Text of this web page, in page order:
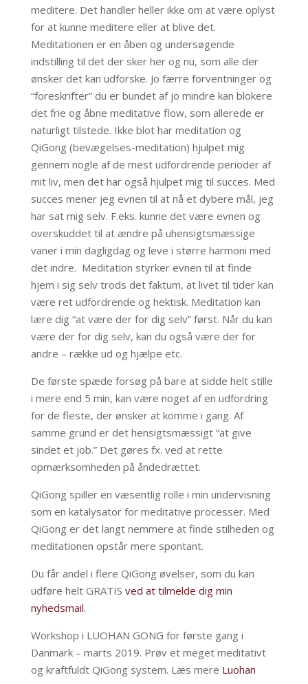
meditere. Det handler heller ikke om at være oplyst
for at kunne meditere eller at blive det.
Meditationen er en åben og undersøgende
indstilling til det der sker her og nu, som alle der
ønsker det kan udforske. Jo færre forventninger og
“foreskrifter” du er bundet af jo mindre kan blokere
det frie og åbne meditative flow, som allerede er
naturligt tilstede. Ikke blot har meditation og
QiGong (bevægelses-meditation) hjulpet mig
gennem nogle af de mest udfordrende perioder af
mit liv, men det har også hjulpet mig til succes. Med
succes mener jeg evnen til at nå et dybere mål, jeg
har sat mig selv. F.eks. kunne det være evnen og
overskuddet til at ændre på uhensigtsmæssige
vaner i min dagligdag og leve i større harmoni med
det indre. Meditation styrker evnen til at finde
hjem i sig selv trods det faktum, at livet til tider kan
være ret udfordrende og hektisk. Meditation kan
lære dig “at være der for dig selv” først. Når du kan
være der for dig selv, kan du også være der for
andre – række ud og hjælpe etc.
De første spæde forsøg på bare at sidde helt stille
i mere end 5 min, kan være noget af en udfordring
for de fleste, der ønsker at komme i gang. Af
samme grund er det hensigtsmæssigt “at give
sindet et job.” Det gøres fx. ved at rette
opmærksomheden på åndedrættet.
QiGong spiller en væsentlig rolle i min undervisning
som en katalysator for meditative processer. Med
QiGong er det langt nemmere at finde stilheden og
meditationen opstår mere spontant.
Du får andel i flere QiGong øvelser, som du kan
udføre helt GRATIS ved at tilmelde dig min
nyhedsmail.
Workshop i LUOHAN GONG for første gang i
Danmark – marts 2019. Prøv et meget meditativt
og kraftfuldt QiGong system. Læs mere Luohan